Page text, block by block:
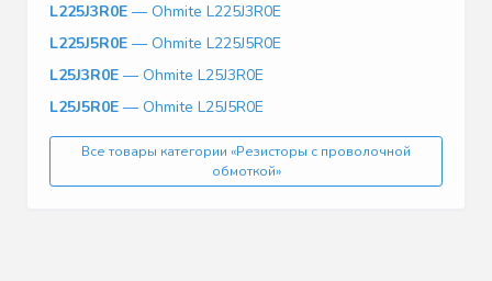
L225J3R0E — Ohmite L225J3R0E
L225J5R0E — Ohmite L225J5R0E
L25J3R0E — Ohmite L25J3R0E
L25J5R0E — Ohmite L25J5R0E
Все товары категории «Резисторы с проволочной
обмоткой»